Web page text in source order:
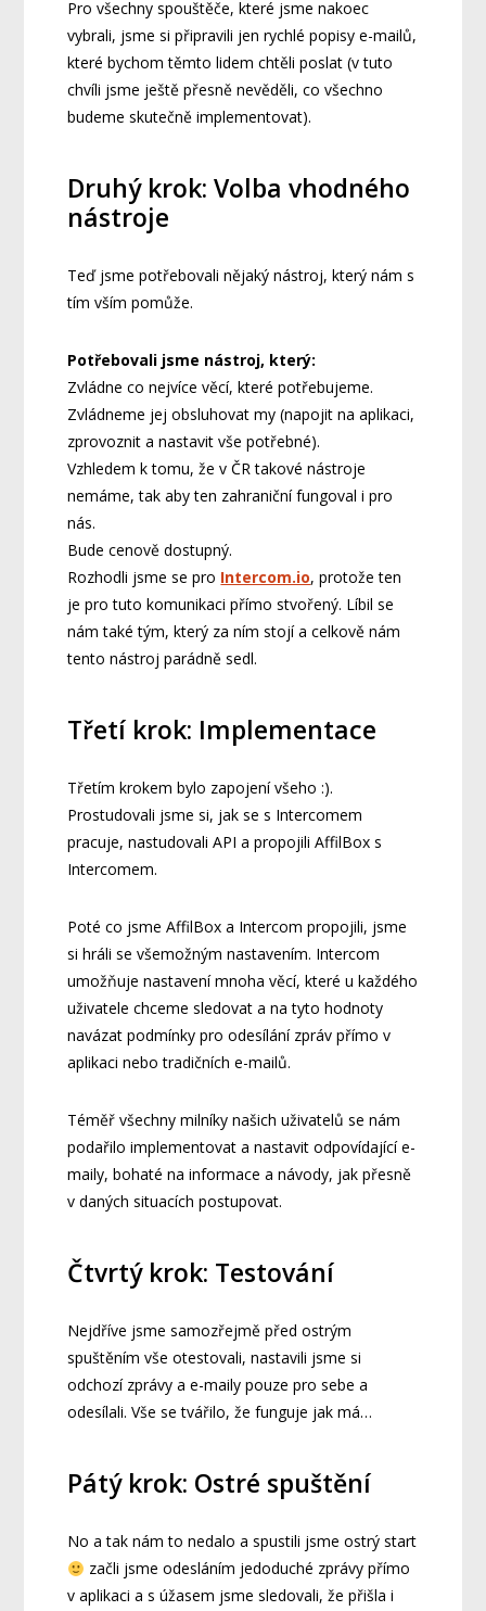
Pro všechny spouštěče, které jsme nakoec
vybrali, jsme si připravili jen rychlé popisy e-mailů,
které bychom těmto lidem chtěli poslat (v tuto
chvíli jsme ještě přesně nevěděli, co všechno
budeme skutečně implementovat).
Druhý krok: Volba vhodného
nástroje
Teď jsme potřebovali nějaký nástroj, který nám s
tím vším pomůže.
Potřebovali jsme nástroj, který:
Zvládne co nejvíce věcí, které potřebujeme.
Zvládneme jej obsluhovat my (napojit na aplikaci,
zprovoznit a nastavit vše potřebné).
Vzhledem k tomu, že v ČR takové nástroje
nemáme, tak aby ten zahraniční fungoval i pro
nás.
Bude cenově dostupný.
Rozhodli jsme se pro Intercom.io, protože ten
je pro tuto komunikaci přímo stvořený. Líbil se
nám také tým, který za ním stojí a celkově nám
tento nástroj parádně sedl.
Třetí krok: Implementace
Třetím krokem bylo zapojení všeho :).
Prostudovali jsme si, jak se s Intercomem
pracuje, nastudovali API a propojili AffilBox s
Intercomem.
Poté co jsme AffilBox a Intercom propojili, jsme
si hráli se všemožným nastavením. Intercom
umožňuje nastavení mnoha věcí, které u každého
uživatele chceme sledovat a na tyto hodnoty
navázat podmínky pro odesílání zpráv přímo v
aplikaci nebo tradičních e-mailů.
Téměř všechny milníky našich uživatelů se nám
podařilo implementovat a nastavit odpovídající e-
maily, bohaté na informace a návody, jak přesně
v daných situacích postupovat.
Čtvrtý krok: Testování
Nejdříve jsme samozřejmě před ostrým
spuštěním vše otestovali, nastavili jsme si
odchozí zprávy a e-maily pouze pro sebe a
odesílali. Vše se tvářilo, že funguje jak má…
Pátý krok: Ostré spuštění
No a tak nám to nedalo a spustili jsme ostrý start
začli jsme odesláním jedoduché zprávy přímo
v aplikaci a s úžasem jsme sledovali, že přišla i